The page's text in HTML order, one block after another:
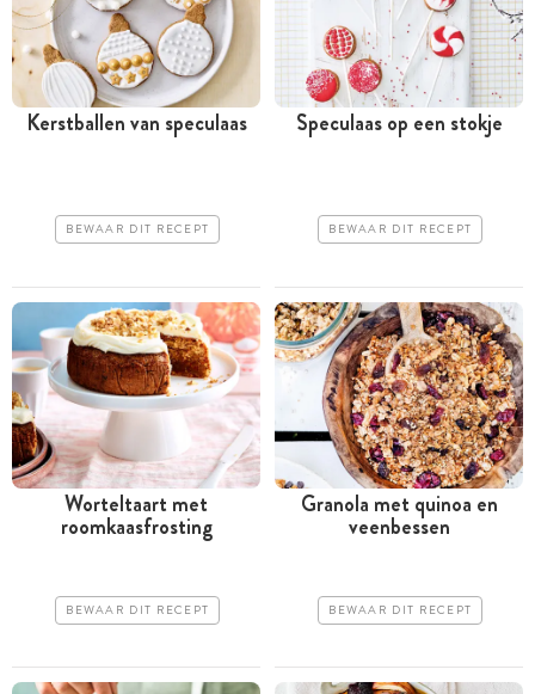
Kerstballen van speculaas
BEWAAR DIT RECEPT
Speculaas op een stokje
BEWAAR DIT RECEPT
Worteltaart met
roomkaasfrosting
BEWAAR DIT RECEPT
Granola met quinoa en
veenbessen
BEWAAR DIT RECEPT